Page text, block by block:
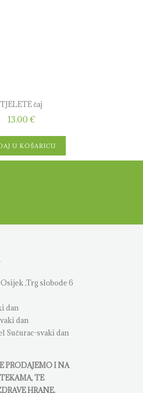
TJELETE čaj
13.00 €
U KOŠARICU
,Trg slobode 6
dan
dan
Sučurac-svaki dan
PRODAJEMO I NA
TE
HRANE.